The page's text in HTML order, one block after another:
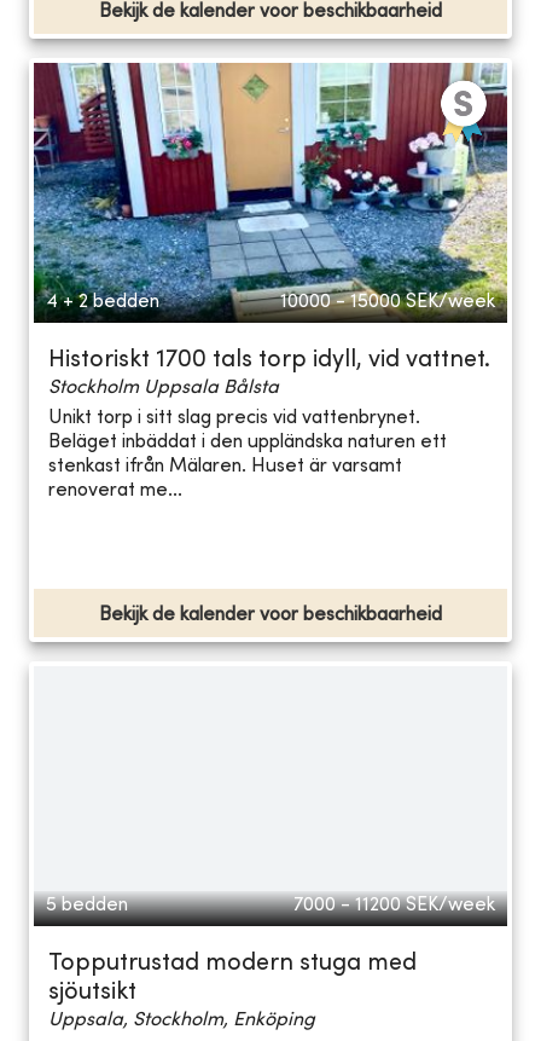
Bekijk de kalender voor beschikbaarheid
4 + 2 bedden 10000 - 15000 SEK/week
Historiskt 1700 tals torp idyll, vid vattnet.
Stockholm Uppsala Bålsta
Unikt torp i sitt slag precis vid vattenbrynet.
Beläget inbäddat i den uppländska naturen ett
stenkast ifrån Mälaren. Huset är varsamt
renoverat me...
Bekijk de kalender voor beschikbaarheid
5 bedden 7000 - 11200 SEK/week
Topputrustad modern stuga med
sjöutsikt
Uppsala, Stockholm, Enköping